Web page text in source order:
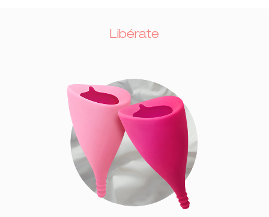
Libérate